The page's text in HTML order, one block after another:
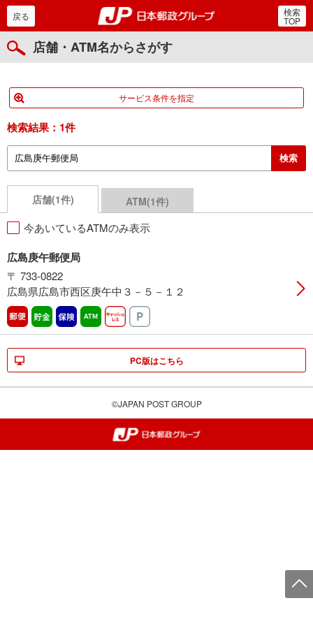
郵便局・日本郵政グルー
戻る 検索
TOP
店舗・ATM名からさがす
サービス条件を指定
検索結果： 1件
店舗(1件) ATM(1件)
今あいているATMのみ表示
広島庚午郵便局
〒 733-0822
広島県広島市西区庚午中３－５－１２
郵便 貯金 保険 ATM営業中キャッシュレス
PC版はこちら
©JAPAN POST GROUP